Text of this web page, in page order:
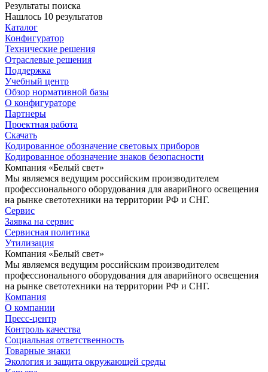
Результаты поиска
Нашлось 10 результатов
Каталог
Конфигуратор
Технические решения
Отраслевые решения
Поддержка
Учебный центр
Обзор нормативной базы
О конфигураторе
Партнеры
Проектная работа
Скачать
Кодированное обозначение световых приборов
Кодированное обозначение знаков безопасности
Компания «Белый свет»
Мы являемся ведущим российским производителем
профессионального оборудования для аварийного освещения
на рынке светотехники на территории РФ и СНГ.
Сервис
Заявка на сервис
Сервисная политика
Утилизация
Компания «Белый свет»
Мы являемся ведущим российским производителем
профессионального оборудования для аварийного освещения
на рынке светотехники на территории РФ и СНГ.
Компания
О компании
Пресс-центр
Контроль качества
Социальная ответственность
Товарные знаки
Экология и защита окружающей среды